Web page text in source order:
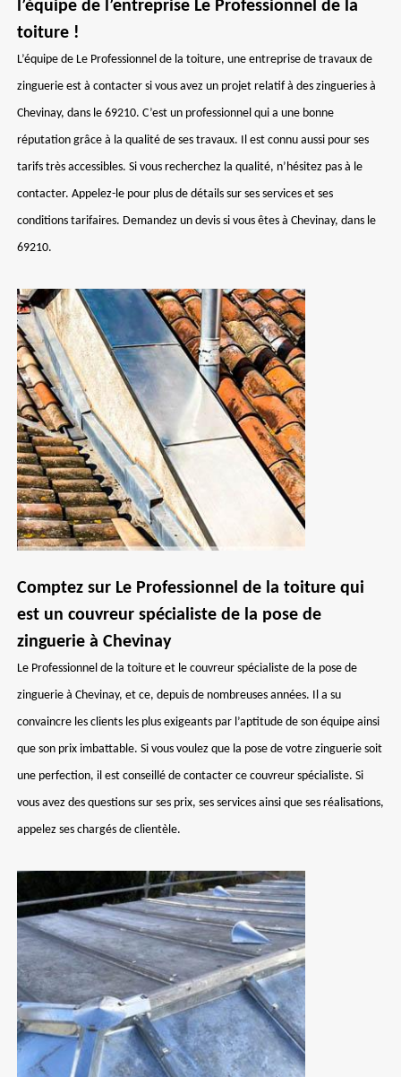
l’équipe de l’entreprise Le Professionnel de la
toiture !
L’équipe de Le Professionnel de la toiture, une entreprise de travaux de
zinguerie est à contacter si vous avez un projet relatif à des zingueries à
Chevinay, dans le 69210. C’est un professionnel qui a une bonne
réputation grâce à la qualité de ses travaux. Il est connu aussi pour ses
tarifs très accessibles. Si vous recherchez la qualité, n’hésitez pas à le
contacter. Appelez-le pour plus de détails sur ses services et ses
conditions tarifaires. Demandez un devis si vous êtes à Chevinay, dans le
69210.
Comptez sur Le Professionnel de la toiture qui
est un couvreur spécialiste de la pose de
zinguerie à Chevinay
Le Professionnel de la toiture et le couvreur spécialiste de la pose de
zinguerie à Chevinay, et ce, depuis de nombreuses années. Il a su
convaincre les clients les plus exigeants par l’aptitude de son équipe ainsi
que son prix imbattable. Si vous voulez que la pose de votre zinguerie soit
une perfection, il est conseillé de contacter ce couvreur spécialiste. Si
vous avez des questions sur ses prix, ses services ainsi que ses réalisations,
appelez ses chargés de clientèle.